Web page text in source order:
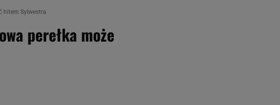
hitem Sylwestra
perełka może